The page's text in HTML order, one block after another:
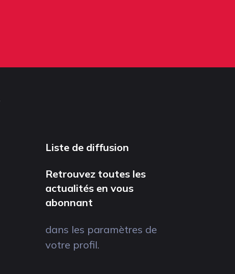
Liste de diffusion
Retrouvez toutes les
actualités en vous
abonnant
dans les paramètres de
votre profil.